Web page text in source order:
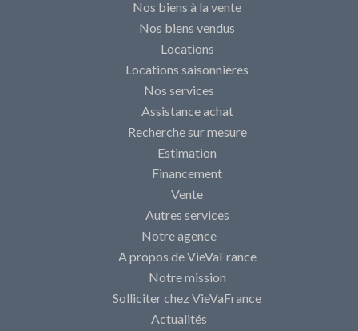
Nos biens à la vente
Nos biens vendus
Locations
Locations saisonnières
Nos services
Assistance achat
Recherche sur mesure
Estimation
Financement
Vente
Autres services
Notre agence
A propos de VieVaFrance
Notre mission
Solliciter chez VieVaFrance
Actualités